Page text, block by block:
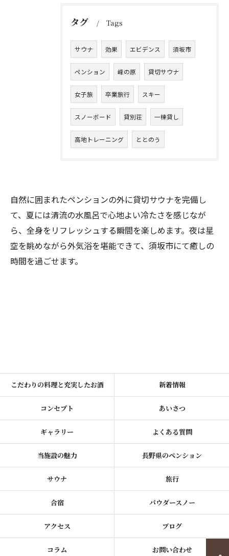
タグ Tags
サウナ 効果 エビデンス 須坂市
ペンション 峰の原 貸切サウナ
女子旅 卒業旅行 スキー
スノーボード 貸別荘 一棟貸し
高地トレーニング ととのう
自然に囲まれたペンションの外に貸切サウナを完備し
て、夏には清流の水風呂で心地よい冷たさを感じなが
ら、全身をリフレッシュする瞬間を楽しめます。夜は星
空を眺めながら外気浴を堪能できて、須坂市にて癒しの
時間を過ごせます。
こだわりの料理と充実したお酒 新着情報
コンセプト あいさつ
ギャラリー よくある質問
当施設の魅力 長野県のペンション
サウナ 旅行
合宿 パウダースノー
アクセス ブログ
コラム お問い合わせ